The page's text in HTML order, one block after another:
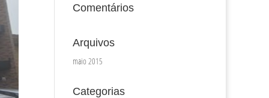
Comentários
Arquivos
maio 2015
Categorias